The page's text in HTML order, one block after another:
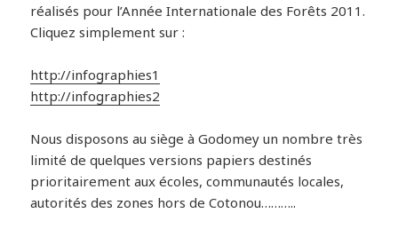
réalisés pour l’Année Internationale des Forêts 2011.
Cliquez simplement sur :
http://infographies1
http://infographies2
Nous disposons au siège à Godomey un nombre très
limité de quelques versions papiers destinés
prioritairement aux écoles, communautés locales,
autorités des zones hors de Cotonou………..